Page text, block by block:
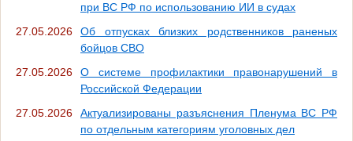
при ВС РФ по использованию ИИ в судах
27.05.2026
Об отпусках близких родственников раненых
бойцов СВО
27.05.2026
О системе профилактики правонарушений в
Российской Федерации
27.05.2026
Актуализированы разъяснения Пленума ВС РФ
по отдельным категориям уголовных дел